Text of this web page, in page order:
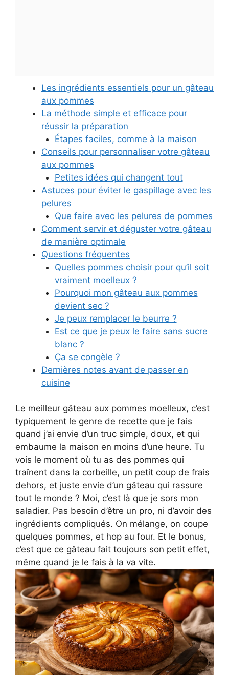
Les ingrédients essentiels pour un gâteau
aux pommes
La méthode simple et efficace pour
réussir la préparation
Étapes faciles, comme à la maison
Conseils pour personnaliser votre gâteau
aux pommes
Petites idées qui changent tout
Astuces pour éviter le gaspillage avec les
pelures
Que faire avec les pelures de pommes
Comment servir et déguster votre gâteau
de manière optimale
Questions fréquentes
Quelles pommes choisir pour qu’il soit
vraiment moelleux ?
Pourquoi mon gâteau aux pommes
devient sec ?
Je peux remplacer le beurre ?
Est ce que je peux le faire sans sucre
blanc ?
Ça se congèle ?
Dernières notes avant de passer en
cuisine
Le meilleur gâteau aux pommes moelleux, c’est
typiquement le genre de recette que je fais
quand j’ai envie d’un truc simple, doux, et qui
embaume la maison en moins d’une heure. Tu
vois le moment où tu as des pommes qui
traînent dans la corbeille, un petit coup de frais
dehors, et juste envie d’un gâteau qui rassure
tout le monde ? Moi, c’est là que je sors mon
saladier. Pas besoin d’être un pro, ni d’avoir des
ingrédients compliqués. On mélange, on coupe
quelques pommes, et hop au four. Et le bonus,
c’est que ce gâteau fait toujours son petit effet,
même quand je le fais à la va vite.